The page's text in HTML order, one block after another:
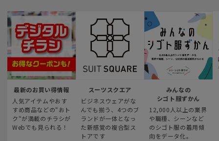
最新のお買い得情報
人気アイテムやおす
すめ商品などの“おト
ク“が満載のチラシが
Webでも見られる！
スーツスクエア
ビジネスウェアがな
んでも揃う、4つのブ
ランドが一体となっ
た新感覚の複合型ス
トアです
みんなの
シゴト服ずかん
12,000人以上の業界
や職種、シーンなど
のシゴト服の着用傾
向をデータ化。